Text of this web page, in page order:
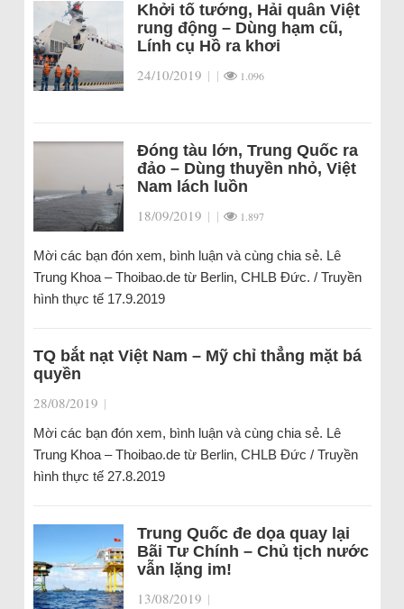
Khởi tố tướng, Hải quân Việt
rung động – Dùng hạm cũ,
Lính cụ Hồ ra khơi
24/10/2019 | | 1.096
Đóng tàu lớn, Trung Quốc ra
đảo – Dùng thuyền nhỏ, Việt
Nam lách luồn
18/09/2019 | | 1.897
Mời các bạn đón xem, bình luận và cùng chia sẻ. Lê
Trung Khoa – Thoibao.de từ Berlin, CHLB Đức. / Truyền
hình thực tế 17.9.2019
TQ bắt nạt Việt Nam – Mỹ chỉ thẳng mặt bá
quyền
28/08/2019 |
Mời các bạn đón xem, bình luận và cùng chia sẻ. Lê
Trung Khoa – Thoibao.de từ Berlin, CHLB Đức / Truyền
hình thực tế 27.8.2019
Trung Quốc đe dọa quay lại
Bãi Tư Chính – Chủ tịch nước
vẫn lặng im!
13/08/2019 |